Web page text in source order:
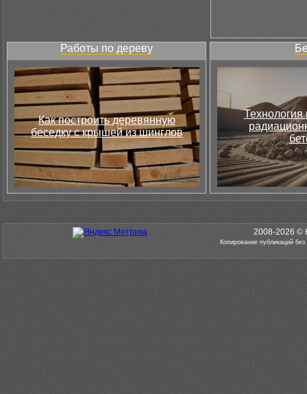
Работы по дереву
Как построить деревянную
беседку с крышей из шинглов
Технология
2008-2026 ©
Копирование публикаций